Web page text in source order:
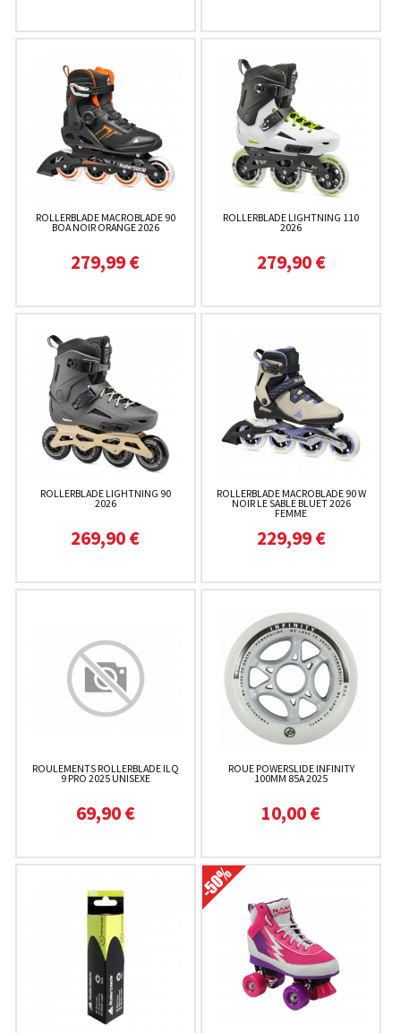
ROLLERBLADE MACROBLADE 90
BOA NOIR ORANGE 2026
279,99 €
ROLLERBLADE LIGHTNING 110
2026
279,90 €
ROLLERBLADE LIGHTNING 90
2026
269,90 €
ROLLERBLADE MACROBLADE 90 W
NOIR LE SABLE BLUET 2026
FEMME
229,99 €
ROULEMENTS ROLLERBLADE ILQ
9 PRO 2025 UNISEXE
69,90 €
ROUE POWERSLIDE INFINITY
100MM 85A 2025
10,00 €